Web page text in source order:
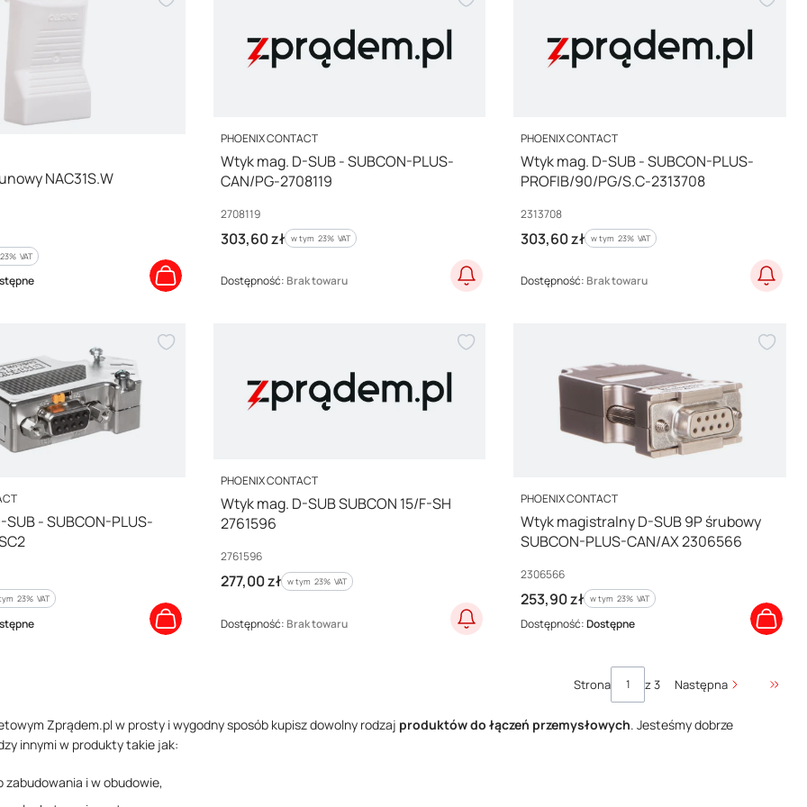
NAC31S.W
VAT
23% VAT
PRODUCENT
PHOENIX CONTACT
Wtyk mag. D-SUB - SUBCON-PLUS-
CAN/PG-2708119
Kod producenta
2708119
Cena brutto
303,60 zł w tym %s VAT
w tym 23% VAT
Dostępność: Brak towaru
PRODUCENT
PHOENIX CONTACT
Wtyk mag. D-SUB - SUBCON-PLUS-
PROFIB/90/PG/S.C-2313708
Kod producenta
2313708
Cena brutto
303,60 zł w tym %s VAT
w tym 23% VAT
Dostępność: Brak towaru
- SUBCON-PLUS-
%s VAT
23% VAT
PRODUCENT
PHOENIX CONTACT
Wtyk mag. D-SUB SUBCON 15/F-SH
2761596
Kod producenta
2761596
Cena brutto
277,00 zł w tym %s VAT
w tym 23% VAT
Dostępność: Brak towaru
PRODUCENT
PHOENIX CONTACT
Wtyk magistralny D-SUB 9P śrubowy
SUBCON-PLUS-CAN/AX 2306566
Kod producenta
2306566
Cena brutto
253,90 zł w tym %s VAT
w tym 23% VAT
Dostępność:Dostępne
Strona z 3 Następna
Zprądem.pl w prosty i wygodny sposób kupisz dowolny rodzaj produktów do łączeń przemysłowych. Jesteśmy dobrze
innymi w produkty takie jak:
zabudowania i w obudowie,